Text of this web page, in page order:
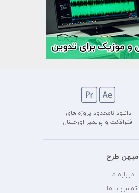
دانلود نامحدود پروژه های
افترافکت و پریمیر اورجینال
میهن طرح
درباره ما
تماس با ما